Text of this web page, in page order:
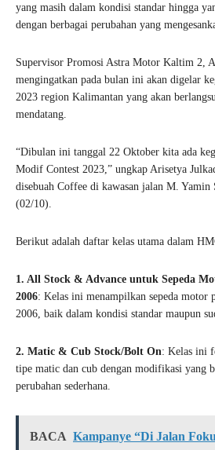
yang masih dalam kondisi standar hingga
dengan berbagai perubahan yang
Supervisor Promosi Astra Motor Kaltim 2,
mengingatkan pada bulan ini akan digelar
2023 region Kalimantan yang akan
mendatang.
“Dibulan ini tanggal 22 Oktober kita ada
Modif Contest 2023,” ungkap Arisetya
disebuah Coffee di kawasan jalan M. Yamin
(02/10).
Berikut adalah daftar kelas utama dalam
1. All Stock & Advance untuk Sepeda
2006: Kelas ini menampilkan sepeda motor
2006, baik dalam kondisi standar maupun
2. Matic & Cub Stock/Bolt On: Kelas ini
tipe matic dan cub dengan modifikasi yang
perubahan sederhana.
BACA Kampanye “Di Jalan